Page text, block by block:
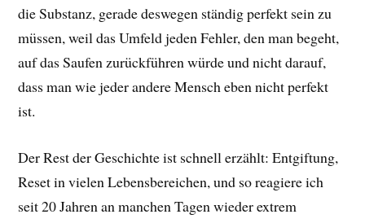
die Substanz, gerade deswegen ständig perfekt sein zu
müssen, weil das Umfeld jeden Fehler, den man begeht,
auf das Saufen zurückführen würde und nicht darauf,
dass man wie jeder andere Mensch eben nicht perfekt
ist.
Der Rest der Geschichte ist schnell erzählt: Entgiftung,
Reset in vielen Lebensbereichen, und so reagiere ich
seit 20 Jahren an manchen Tagen wieder extrem